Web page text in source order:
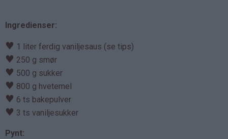
Ingredienser:
♥ 1 liter ferdig vaniljesaus (se tips)
♥ 250 g smør
♥ 500 g sukker
♥ 800 g hvetemel
♥ 6 ts bakepulver
♥ 3 ts vaniljesukker
Pynt: